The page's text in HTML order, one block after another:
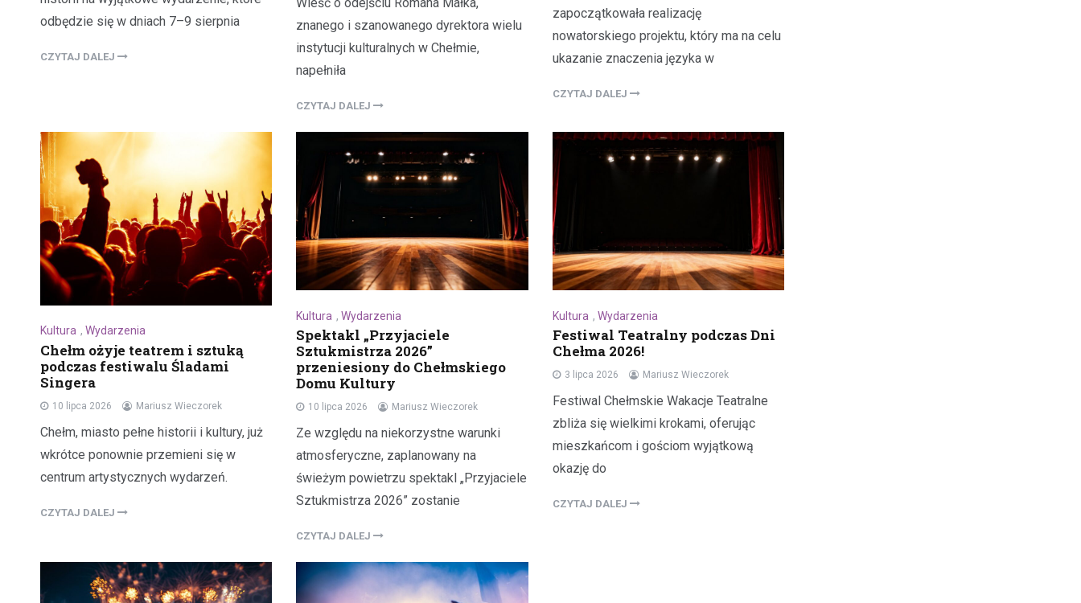
odbędzie się w dniach 7–9 sierpnia
CZYTAJ DALEJ
znanego i szanowanego dyrektora wielu
instytucji kulturalnych w Chełmie,
napełniła
CZYTAJ DALEJ
zapoczątkowała realizację
nowatorskiego projektu, który ma na celu
ukazanie znaczenia języka w
CZYTAJ DALEJ
Kultura , Wydarzenia
Chełm ożyje teatrem i sztuką
podczas festiwalu Śladami
Singera
10 lipca 2026 Mariusz Wieczorek
Chełm, miasto pełne historii i kultury, już
wkrótce ponownie przemieni się w
centrum artystycznych wydarzeń.
CZYTAJ DALEJ
Kultura ,Wydarzenia
Spektakl „Przyjaciele
Sztukmistrza 2026”
przeniesiony do Chełmskiego
Domu Kultury
10 lipca 2026 Mariusz Wieczorek
Ze względu na niekorzystne warunki
atmosferyczne, zaplanowany na
świeżym powietrzu spektakl „Przyjaciele
Sztukmistrza 2026” zostanie
CZYTAJ DALEJ
Kultura Wydarzenia
Festiwal Teatralny podczas Dni
Chełma 2026!
3 lipca 2026 Mariusz Wieczorek
Festiwal Chełmskie Wakacje Teatralne
zbliża się wielkimi krokami, oferując
mieszkańcom i gościom wyjątkową
okazję do
CZYTAJ DALEJ